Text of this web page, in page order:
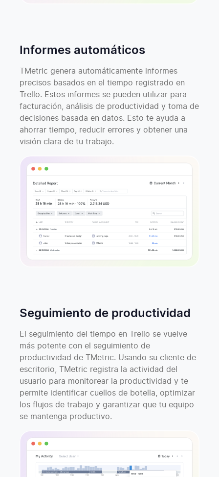
Informes automáticos
TMetric genera automáticamente informes
precisos basados en el tiempo registrado en
Trello. Estos informes se pueden utilizar para
facturación, análisis de productividad y toma de
decisiones basada en datos. Esto te ayuda a
ahorrar tiempo, reducir errores y obtener una
visión clara de tu trabajo.
Seguimiento de productividad
El seguimiento del tiempo en Trello se vuelve
más potente con el seguimiento de
productividad de TMetric. Usando su cliente de
escritorio, TMetric registra la actividad del
usuario para monitorear la productividad y te
permite identificar cuellos de botella, optimizar
los flujos de trabajo y garantizar que tu equipo
se mantenga productivo.